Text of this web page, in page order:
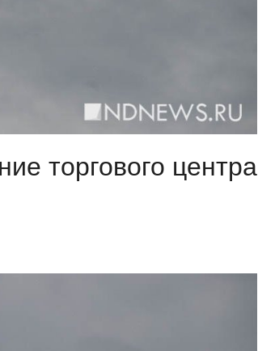
торгового центра